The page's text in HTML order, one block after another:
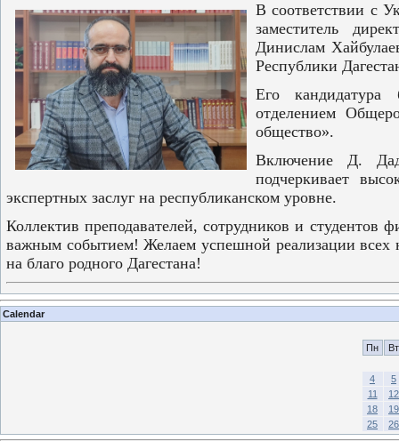
В соответствии с
заместитель
Динислам
Республики
Его кандидатура
отделением
общество».
Включение Д.
подчеркивает
экспертных заслуг на республиканском уровне.
Коллектив преподавателей, сотрудников и
важным событием! Желаем успешной реализации всех
на благо родного Дагестана!
Calendar
Пн Вт
4
5
11
12
18
19
25
26